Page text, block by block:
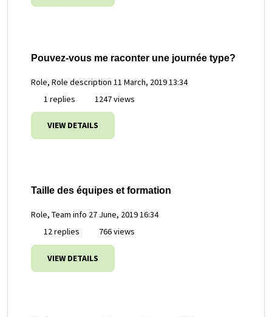
Pouvez-vous me raconter une journée type?
Role, Role description 11 March, 2019 13:34
1 replies
1247 views
VIEW DETAILS
Taille des équipes et formation
Role, Team info 27 June, 2019 16:34
12 replies
766 views
VIEW DETAILS